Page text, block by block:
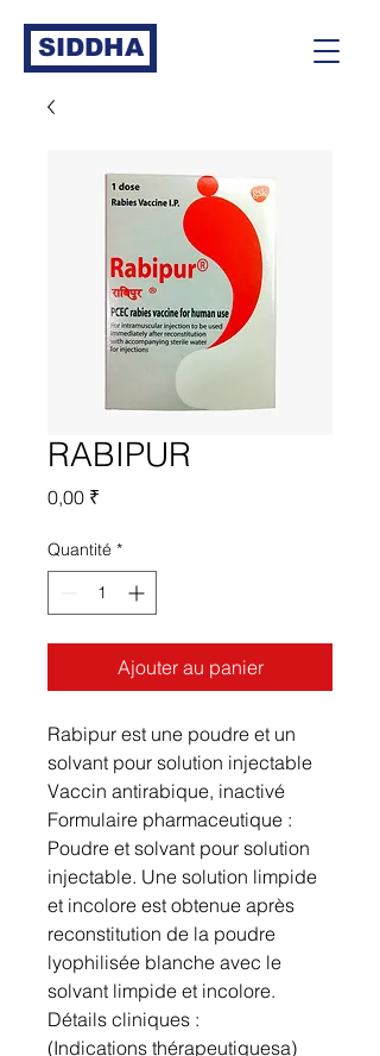
SIDDHA
RABIPUR
0,00 ₹
Quantité *
Ajouter au panier
Rabipur est une poudre et un
solvant pour solution injectable
Vaccin antirabique, inactivé
Formulaire pharmaceutique :
Poudre et solvant pour solution
injectable. Une solution limpide
et incolore est obtenue après
reconstitution de la poudre
lyophilisée blanche avec le
solvant limpide et incolore.
Détails cliniques :
(Indications thérapeutiquesa)